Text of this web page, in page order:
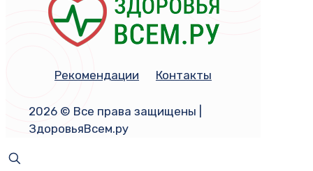
Рекомендации Контакты
2026 © Все права защищены |
ЗдоровьяВсем.ру